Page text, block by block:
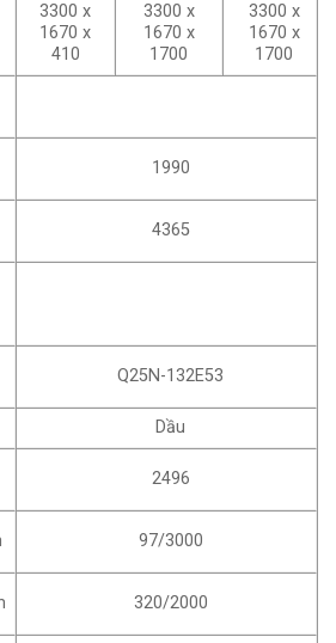
3300 x
1670 x
410
3300 x
1670 x
1700
3300 x
1670 x
1700
1990
4365
Q25N-132E53
Dầu
2496
97/3000
320/2000